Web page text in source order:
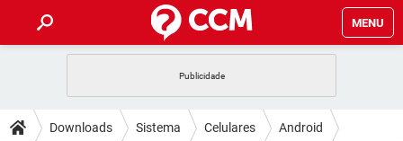
MENU
CELULAR FACEBOOK
DICAS
Downloads Sistema Celulares Android